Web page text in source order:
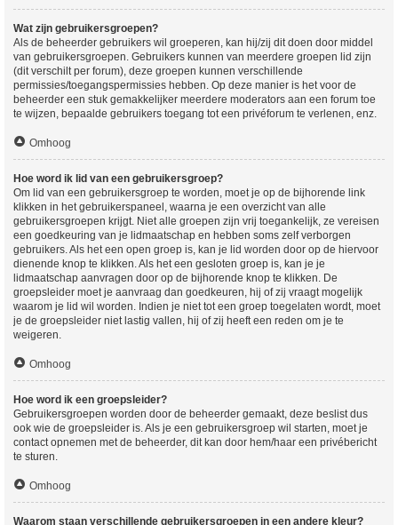
Wat zijn gebruikersgroepen?
Als de beheerder gebruikers wil groeperen, kan hij/zij dit doen door middel
van gebruikersgroepen. Gebruikers kunnen van meerdere groepen lid zijn
(dit verschilt per forum), deze groepen kunnen verschillende
permissies/toegangspermissies hebben. Op deze manier is het voor de
beheerder een stuk gemakkelijker meerdere moderators aan een forum toe
te wijzen, bepaalde gebruikers toegang tot een privéforum te verlenen, enz.
Omhoog
Hoe word ik lid van een gebruikersgroep?
Om lid van een gebruikersgroep te worden, moet je op de bijhorende link
klikken in het gebruikerspaneel, waarna je een overzicht van alle
gebruikersgroepen krijgt. Niet alle groepen zijn vrij toegankelijk, ze vereisen
een goedkeuring van je lidmaatschap en hebben soms zelf verborgen
gebruikers. Als het een open groep is, kan je lid worden door op de hiervoor
dienende knop te klikken. Als het een gesloten groep is, kan je je
lidmaatschap aanvragen door op de bijhorende knop te klikken. De
groepsleider moet je aanvraag dan goedkeuren, hij of zij vraagt mogelijk
waarom je lid wil worden. Indien je niet tot een groep toegelaten wordt, moet
je de groepsleider niet lastig vallen, hij of zij heeft een reden om je te
weigeren.
Omhoog
Hoe word ik een groepsleider?
Gebruikersgroepen worden door de beheerder gemaakt, deze beslist dus
ook wie de groepsleider is. Als je een gebruikersgroep wil starten, moet je
contact opnemen met de beheerder, dit kan door hem/haar een privébericht
te sturen.
Omhoog
Waarom staan verschillende gebruikersgroepen in een andere kleur?